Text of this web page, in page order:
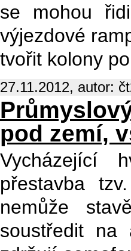
se mohou
výjezdové
tvořit kolony
27.11.2012, autor:
pod zemí,
Vycházející
přestavba
nemůže
soustředit